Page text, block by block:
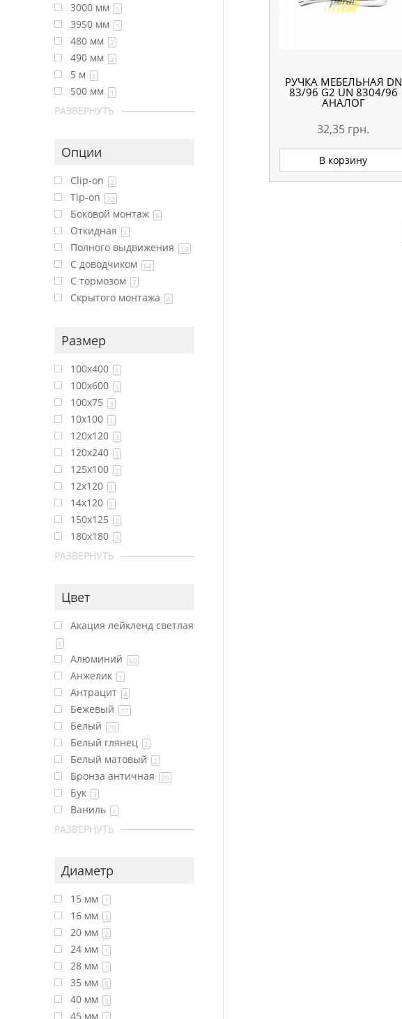
РУЧКА МЕБЕЛЬНАЯ DN
83/96 G2 UN 8304/96
АНАЛОГ
32,35 грн.
В корзину
3000 мм 1
3950 мм 1
480 мм 2
490 мм 2
5 м 1
500 мм 1
РАЗВЕРНУТЬ
Опции
Clip-on 2
Tip-on 22
Боковой монтаж 6
Откидная 1
Полного выдвижения 19
С доводчиком 64
С тормозом 7
Скрытого монтажа 4
Размер
100x400 1
100x600 1
100x75 3
10x100 1
120x120 3
120x240 1
125x100 2
12x120 1
14x120 1
150x125 2
180x180 3
РАЗВЕРНУТЬ
Цвет
Акация лейкленд светлая
1
Алюминий 60
Анжелик 1
Антрацит 4
Бежевый 17
Белый 70
Белый глянец 2
Белый матовый 2
Бронза античная 20
Бук 3
Ваниль 1
РАЗВЕРНУТЬ
Диаметр
15 мм 1
16 мм 3
20 мм 2
24 мм 1
28 мм 1
35 мм 5
40 мм 3
45 мм